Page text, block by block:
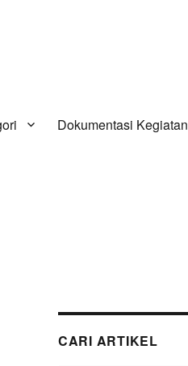
Dokumentasi Kegiatan
CARI ARTIKEL